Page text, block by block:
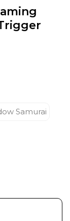
Samurai